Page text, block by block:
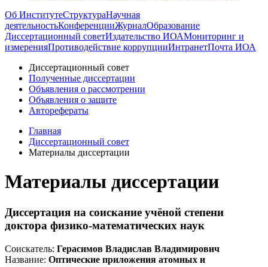
Об ИнститутеСтруктураНаучная
деятельностьКонференцииЖурналОбразование
Диссертационный советИздательство ИОАМониторинг и
измеренияПротиводействие коррупцииИнтранетПочта ИОА
Диссертационный совет
Полученные диссертации
Объявления о рассмотрении
Объявления о защите
Авторефераты
Главная
Диссертационный совет
Материалы диссертации
Материалы диссертации
Диссертация на соискание учёной степени
доктора физико-математических наук
Соискатель: Герасимов Владислав Владимирович
Название: Оптические приложения атомных и